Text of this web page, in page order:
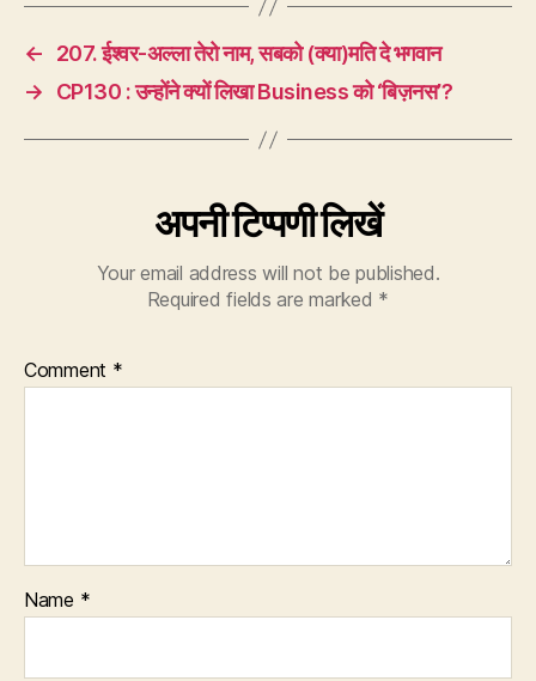
←
207. ईश्वर-अल्ला तेरो नाम, सबको (क्या)मति दे भगवान
→
CP130 : उन्होंने क्यों लिखा Business को ‘बिज़नस’?
अपनी टिप्पणी लिखें
Your email address will not be published.
Required fields are marked *
Comment *
Name *